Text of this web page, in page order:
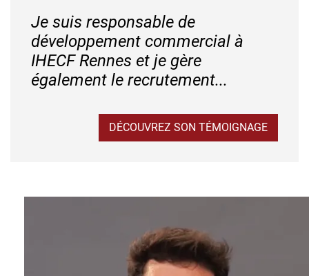
Je suis responsable de
développement commercial à
IHECF Rennes et je gère
également le recrutement...
DÉCOUVREZ SON TÉMOIGNAGE